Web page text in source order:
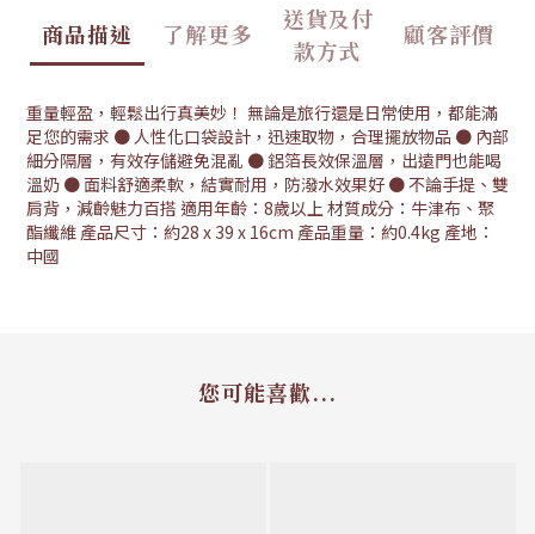
商品描述 了解更多
送貨及付
款方式
顧客評價
重量輕盈，輕鬆出行真美妙！ 無論是旅行還是日常使用，都能滿
足您的需求 ● 人性化口袋設計，迅速取物，合理擺放物品 ● 內部
細分隔層，有效存儲避免混亂 ● 鋁箔長效保溫層，出遠門也能喝
溫奶 ● 面料舒適柔軟，結實耐用，防潑水效果好 ● 不論手提、雙
肩背，減齡魅力百搭 適用年齡：8歲以上 材質成分：牛津布、聚
酯纖維 產品尺寸：約28 x 39 x 16cm 產品重量：約0.4kg 產地：
中國
您可能喜歡...